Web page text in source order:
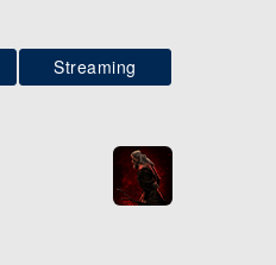
Streaming